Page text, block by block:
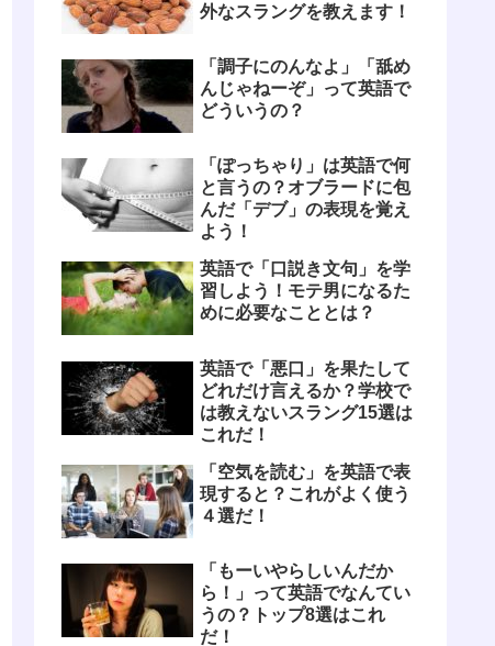
外なスラングを教えます！
「調子にのんなよ」「舐め
んじゃねーぞ」って英語で
どういうの？
「ぽっちゃり」は英語で何
と言うの？オブラードに包
んだ「デブ」の表現を覚え
よう！
英語で「口説き文句」を学
習しよう！モテ男になるた
めに必要なこととは？
英語で「悪口」を果たして
どれだけ言えるか？学校で
は教えないスラング15選は
これだ！
「空気を読む」を英語で表
現すると？これがよく使う
４選だ！
「もーいやらしいんだか
ら！」って英語でなんてい
うの？トップ8選はこれ
だ！